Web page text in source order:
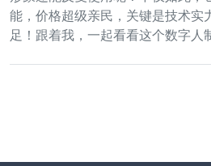
能，价格超级亲民，关键是技术实
足！跟着我，一起看看这个数字人